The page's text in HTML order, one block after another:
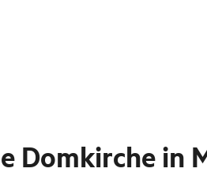
Domkirche in